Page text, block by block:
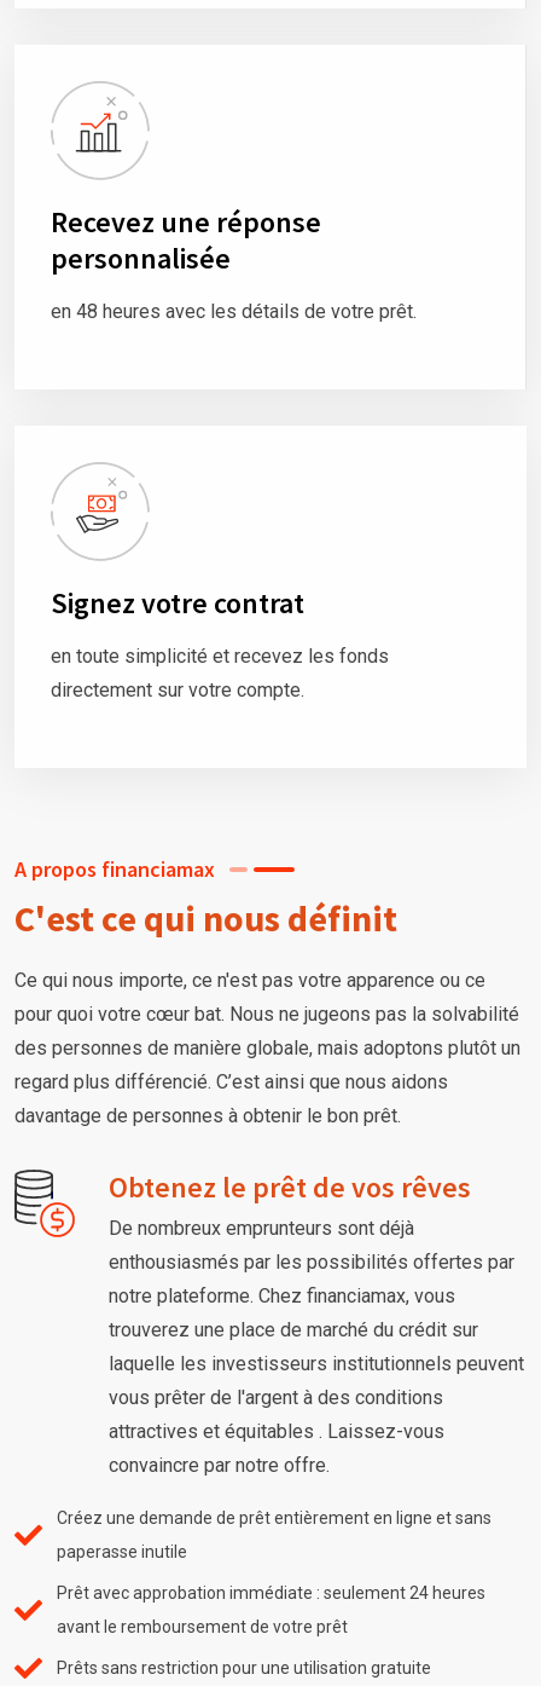
Recevez une réponse
personnalisée
en 48 heures avec les détails de votre prêt.
Signez votre contrat
en toute simplicité et recevez les fonds
directement sur votre compte.
A propos financiamax
C'est ce qui nous définit
Ce qui nous importe, ce n'est pas votre apparence ou ce
pour quoi votre cœur bat. Nous ne jugeons pas la solvabilité
des personnes de manière globale, mais adoptons plutôt un
regard plus différencié. C’est ainsi que nous aidons
davantage de personnes à obtenir le bon prêt.
Obtenez le prêt de vos rêves
De nombreux emprunteurs sont déjà
enthousiasmés par les possibilités offertes par
notre plateforme. Chez financiamax, vous
trouverez une place de marché du crédit sur
laquelle les investisseurs institutionnels peuvent
vous prêter de l'argent à des conditions
attractives et équitables . Laissez-vous
convaincre par notre offre.
Créez une demande de prêt entièrement en ligne et sans
paperasse inutile
Prêt avec approbation immédiate : seulement 24 heures
avant le remboursement de votre prêt
Prêts sans restriction pour une utilisation gratuite